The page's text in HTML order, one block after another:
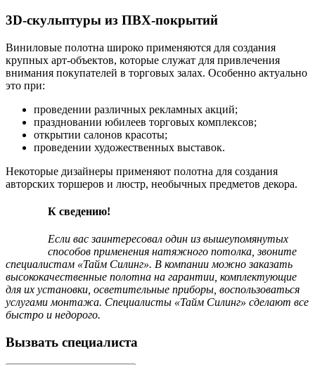
3D-скульптуры из ПВХ-покрытий
Виниловые полотна широко применяются для создания
крупных арт-объектов, которые служат для привлечения
внимания покупателей в торговых залах. Особенно актуально
это при:
проведении различных рекламных акций;
праздновании юбилеев торговых комплексов;
открытии салонов красоты;
проведении художественных выставок.
Некоторые дизайнеры применяют полотна для создания
авторских торшеров и люстр, необычных предметов декора.
К сведению!
Если вас заинтересовал один из вышеупомянутых
способов применения натяжного потолка, звоните
специалистам «Тайм Силинг». В компании можно заказать
высококачественные полотна на гарантии, комплектующие
для их установки, осветительные приборы, воспользоваться
услугами монтажа. Специалисты «Тайм Силинг» сделают все
быстро и недорого.
Вызвать специалиста